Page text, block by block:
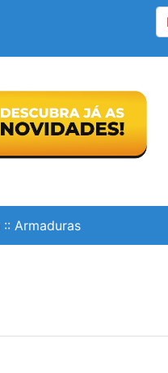
:: Armaduras